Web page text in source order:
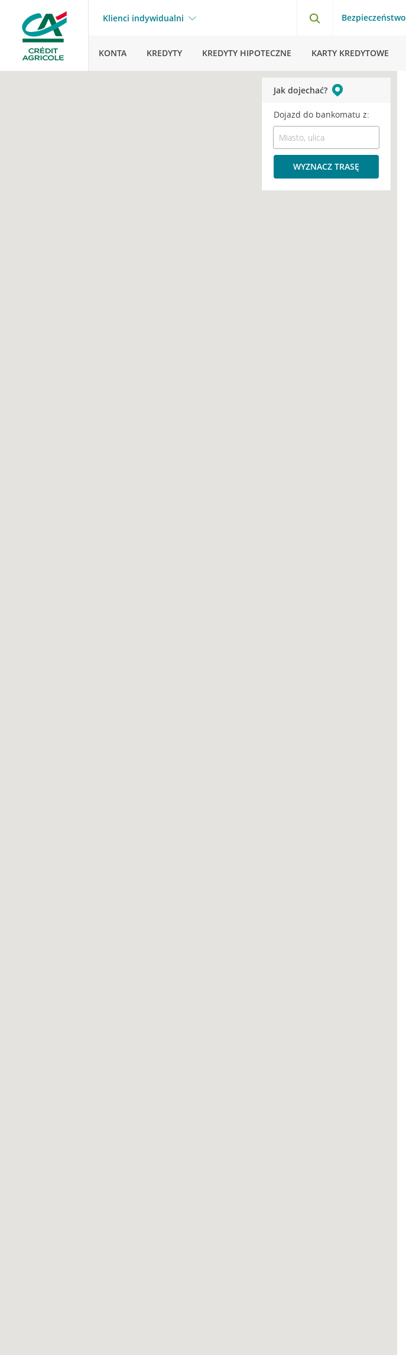
Klienci indywidualni Bezpieczeństwo
KONTA KREDYTY KREDYTY HIPOTECZNE KARTY KREDYTOWE
Jak dojechać?
Dojazd do bankomatu z:
WYZNACZ TRASĘ